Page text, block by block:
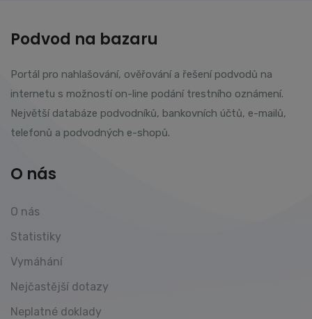
Podvod na bazaru
Portál pro nahlašování, ověřování a řešení podvodů na
internetu s možností on-line podání trestního oznámení.
Největší databáze podvodníků, bankovních účtů, e-mailů,
telefonů a podvodných e-shopů.
O nás
O nás
Statistiky
Vymáhání
Nejčastější dotazy
Neplatné doklady